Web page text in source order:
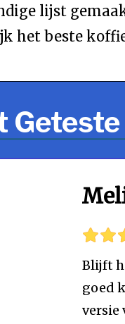
lijst
het beste
Blijft
goed
versie